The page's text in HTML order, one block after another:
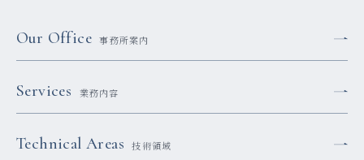
Our Office 事務所案内
Services 業務内容
Technical Areas 技術領域